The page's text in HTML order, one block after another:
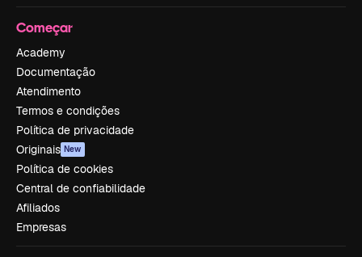
Começar
Academy
Documentação
Atendimento
Termos e condições
Política de privacidade
Originais New
Política de cookies
Central de confiabilidade
Afiliados
Empresas